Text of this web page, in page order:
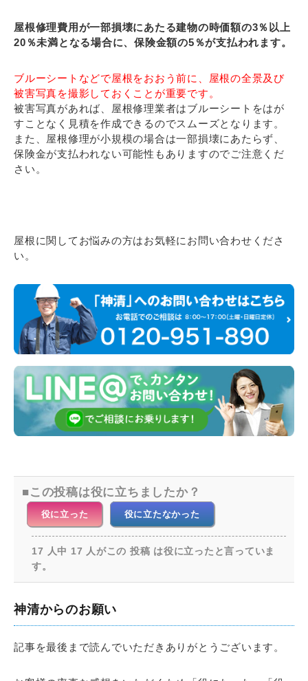
屋根修理費用が一部損壊にあたる建物の時価額の3％以上
20％未満となる場合に、保険金額の5％が支払われます。
ブルーシートなどで屋根をおおう前に、屋根の全景及び
被害写真を撮影しておくことが重要です。
被害写真があれば、屋根修理業者はブルーシートをはが
すことなく見積を作成できるのでスムーズとなります。
また、屋根修理が小規模の場合は一部損壊にあたらず、
保険金が支払われない可能性もありますのでご注意くだ
さい。
屋根に関してお悩みの方はお気軽にお問い合わせくださ
い。
この投稿は役に立ちましたか？
役に立った 役に立たなかった
17 人中 17 人がこの 投稿 は役に立ったと言っていま
す。
神清からのお願い
記事を最後まで読んでいただきありがとうございます。